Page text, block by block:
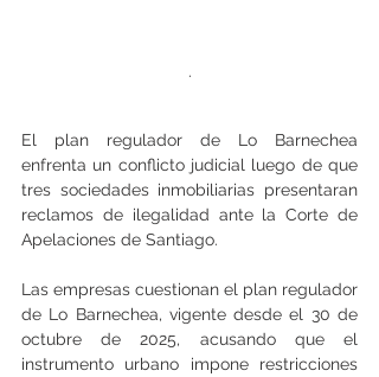
.
El plan regulador de Lo Barnechea
enfrenta un conflicto judicial luego de que
tres sociedades inmobiliarias presentaran
reclamos de ilegalidad ante la Corte de
Apelaciones de Santiago.
Las empresas cuestionan el plan regulador
de Lo Barnechea, vigente desde el 30 de
octubre de 2025, acusando que el
instrumento urbano impone restricciones